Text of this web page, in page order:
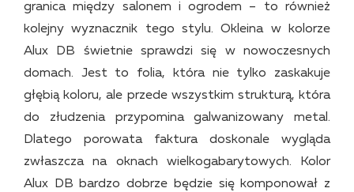
granica między salonem i ogrodem – to również
kolejny wyznacznik tego stylu. Okleina w kolorze
Alux DB świetnie sprawdzi się w nowoczesnych
domach. Jest to folia, która nie tylko zaskakuje
głębią koloru, ale przede wszystkim strukturą, która
do złudzenia przypomina galwanizowany metal.
Dlatego porowata faktura doskonale wygląda
zwłaszcza na oknach wielkogabarytowych. Kolor
Alux DB bardzo dobrze będzie się komponował z